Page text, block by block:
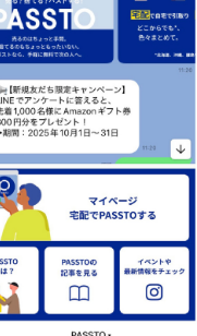
パストを置く
FAQ
問合せ